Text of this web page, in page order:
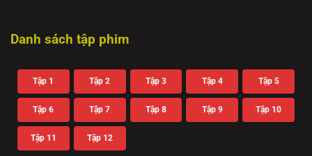
Danh sách tập phim
Tập 1 Tập 2 Tập 3 Tập 4 Tập 5
Tập 6 Tập 7 Tập 8 Tập 9 Tập 10
Tập 11 Tập 12